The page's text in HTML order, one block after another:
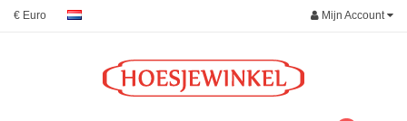
€ Euro Mijn Account